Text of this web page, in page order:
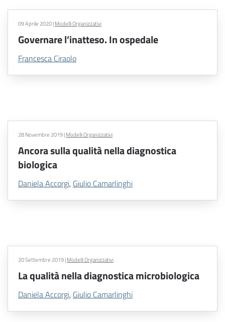
09 Aprile 2020|Modelli Organizzativi
Governare l’inatteso. In ospedale
Francesca Ciraolo
28 Novembre 2019|Modelli Organizzativi
Ancora sulla qualità nella diagnostica
biologica
Daniela Accorgi, Giulio Camarlinghi
20 Settembre 2019|Modelli Organizzativi
La qualità nella diagnostica microbiologica
Daniela Accorgi, Giulio Camarlinghi